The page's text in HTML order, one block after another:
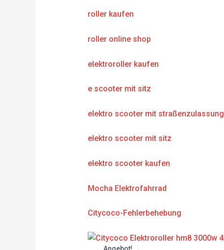
roller kaufen
roller online shop
elektroroller kaufen
e scooter mit sitz
elektro scooter mit straßenzulassung
elektro scooter mit sitz
elektro scooter kaufen
Mocha Elektrofahrrad
Citycoco-Fehlerbehebung
Original
price
Current